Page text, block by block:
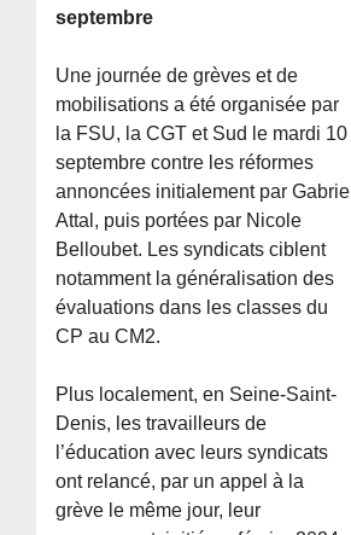
septembre
Une journée de grèves et de
mobilisations a été organisée par
la FSU, la CGT et Sud le mardi 10
septembre contre les réformes
annoncées initialement par Gabriel
Attal, puis portées par Nicole
Belloubet. Les syndicats ciblent
notamment la généralisation des
évaluations dans les classes du
CP au CM2.
Plus localement, en Seine-Saint-
Denis, les travailleurs de
l’éducation avec leurs syndicats
ont relancé, par un appel à la
grève le même jour, leur